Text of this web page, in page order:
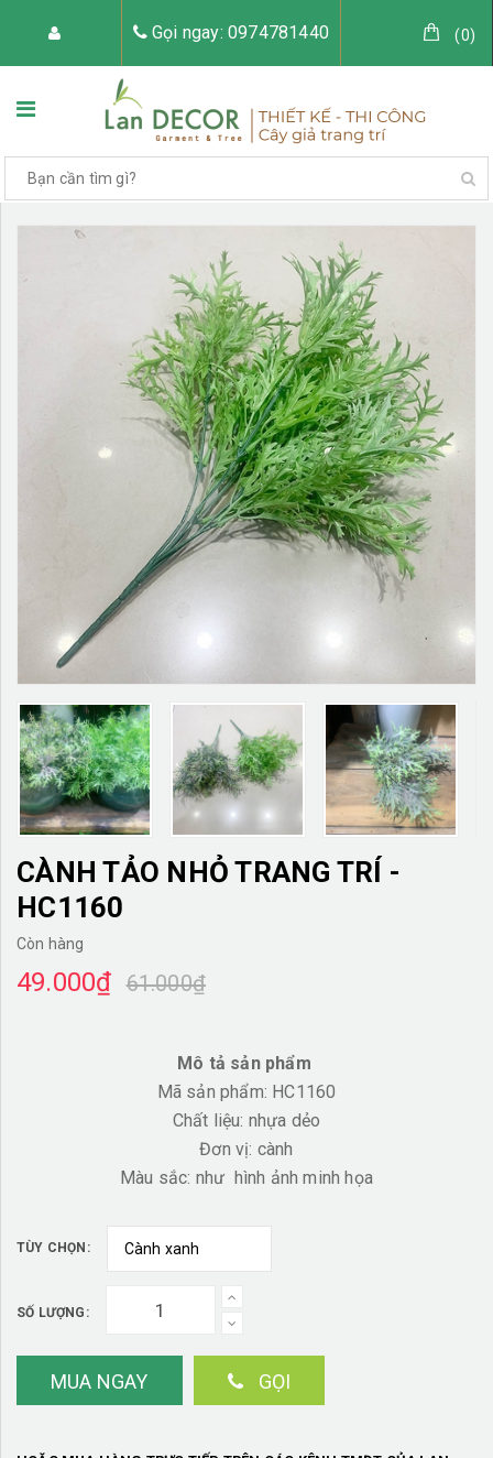
Gọi ngay: 0974781440 (0)
TRANG CHỦ VỀ LAN DECOR
CÂY GIẢ TRANG TRÍ TIỂU CẢNH CÂY GIẢ
KHĂN TRẢI BÀN
TƯ VẤN LIÊN HỆ
CÀNH TẢO NHỎ TRANG TRÍ -
HC1160
Còn hàng
49.000₫ 61.000₫
Mô tả sản phẩm
Mã sản phẩm: HC1160
Chất liệu: nhựa dẻo
Đơn vị: cành
Màu sắc: như hình ảnh minh họa
TÙY CHỌN:
SỐ LƯỢNG:
MUA NGAY GỌI